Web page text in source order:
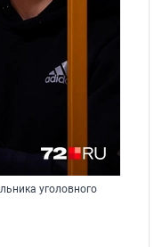
уголовного